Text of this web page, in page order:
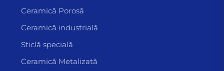
Ceramică Porosă
Ceramică industrială
Sticlă specială
Ceramică Metalizată